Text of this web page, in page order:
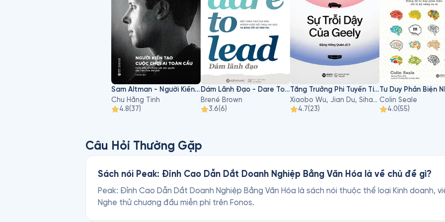
Sam Altman - Người Kiến Tạo Cuộc Chơi AI Toàn Cầu
Chu Hằng Tinh
4.8(37)
Dám Lãnh Đạo - Dare To Lead
Brené Brown
3.6(6)
Tăng Trưởng Phi Tuyến Tính - Sự Trỗi Dậy Của Geely
Xiaobo Wu, Jian Du, Sihan Li
4.7(23)
Colin Seale
4.0(55)
Câu Hỏi Thường Gặp
Sách nói Peak: Đỉnh Cao Dẫn Dắt Doanh Nghiệp Bằng Văn Hóa là về chủ đề gì?
Peak: Đỉnh Cao Dẫn Dắt Doanh Nghiệp Bằng Văn Hóa là sách nói thuộc thể loại Kinh doanh,
Nghe thử chương đầu miễn phí trên Fonos.